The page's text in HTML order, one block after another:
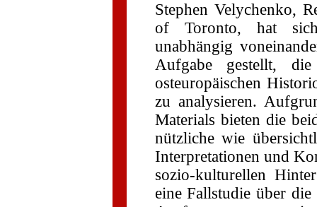
Stephen Velychenko,
of Toronto, hat
unabhängig
Aufgabe gestellt,
osteuropäischen
zu analysieren.
Materials bieten die
nützliche wie
Interpretationen und
sozio-kulturellen
eine Fallstudie über